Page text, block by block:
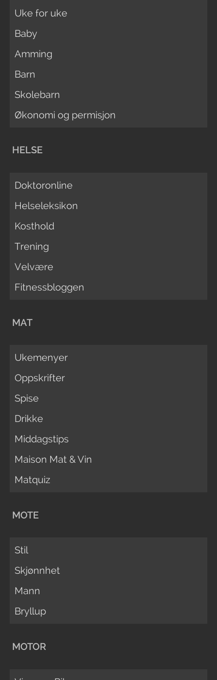
Uke for uke
Baby
Amming
Barn
Skolebarn
Økonomi og permisjon
HELSE
Doktoronline
Helseleksikon
Kosthold
Trening
Velvære
Fitnessbloggen
MAT
Ukemenyer
Oppskrifter
Spise
Drikke
Middagstips
Maison Mat & Vin
Matquiz
MOTE
Stil
Skjønnhet
Mann
Bryllup
MOTOR